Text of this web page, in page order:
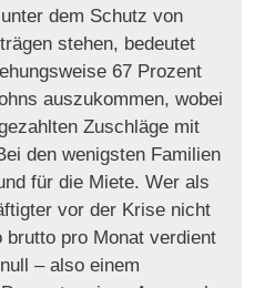
dem Schutz von
stehen, bedeutet
67 Prozent
auszukommen, wobei
Zuschläge mit
den wenigsten Familien
für die Miete. Wer als
vor der Krise nicht
brutto pro Monat verdient
– also einem